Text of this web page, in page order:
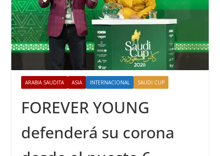
ARABIA SAUDITA ASIA INTERNACIONAL SAUDI CUP
FOREVER YOUNG
defenderá su corona